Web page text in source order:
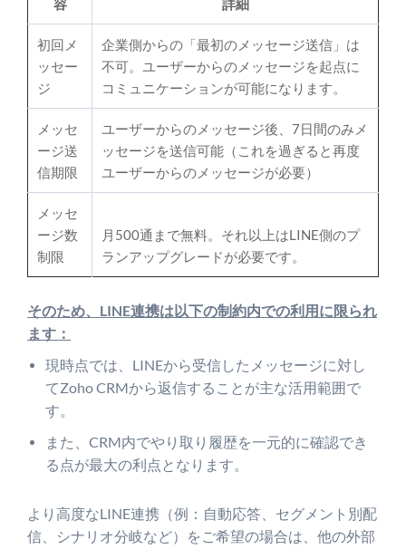
容 詳細
初回メ
ッセー
ジ
企業側からの「最初のメッセージ送信」は
不可。ユーザーからのメッセージを起点に
コミュニケーションが可能になります。
メッセ
ージ送
信期限
ユーザーからのメッセージ後、7日間のみメ
ッセージを送信可能（これを過ぎると再度
ユーザーからのメッセージが必要）
メッセ
ージ数
制限
月500通まで無料。それ以上はLINE側のプ
ランアップグレードが必要です。
そのため、LINE連携は以下の制約内での利用に限られ
ます：
現時点では、LINEから受信したメッセージに対し
てZoho CRMから返信することが主な活用範囲で
す。
また、CRM内でやり取り履歴を一元的に確認でき
る点が最大の利点となります。
より高度なLINE連携（例：自動応答、セグメント別配
信、シナリオ分岐など）をご希望の場合は、他の外部